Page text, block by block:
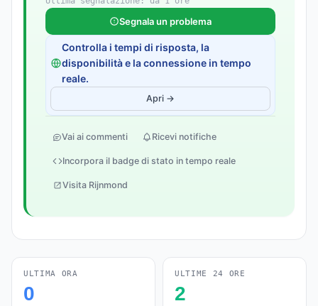
Segnala un problema
Controlla i tempi di risposta, la
disponibilità e la connessione in tempo
reale.
Apri →
Vai ai commenti Ricevi notifiche
Incorpora il badge di stato in tempo reale
Visita Rijnmond
ULTIMA ORA
0
ULTIME 24 ORE
2